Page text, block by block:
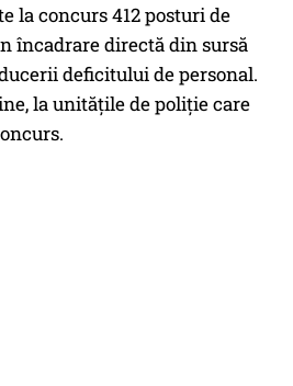
la concurs 412 posturi de
încadrare directă din sursă
deficitului de personal.
la unitățile de poliție care